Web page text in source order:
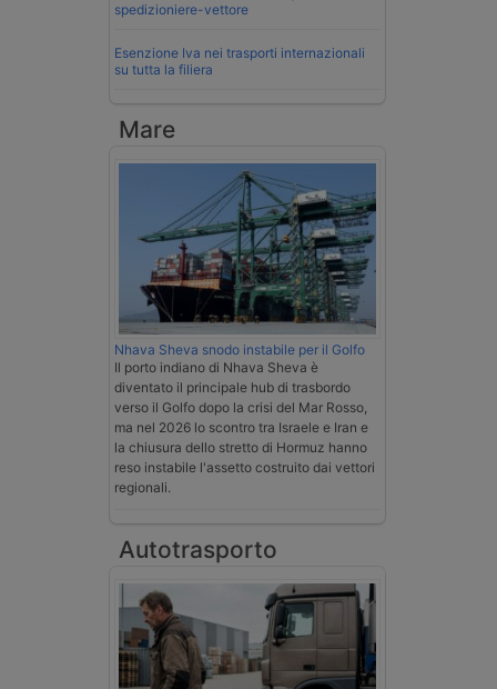
spedizioniere-vettore
Esenzione Iva nei trasporti internazionali
su tutta la filiera
Mare
Nhava Sheva snodo instabile per il Golfo
Il porto indiano di Nhava Sheva è
diventato il principale hub di trasbordo
verso il Golfo dopo la crisi del Mar Rosso,
ma nel 2026 lo scontro tra Israele e Iran e
la chiusura dello stretto di Hormuz hanno
reso instabile l'assetto costruito dai vettori
regionali.
Autotrasporto